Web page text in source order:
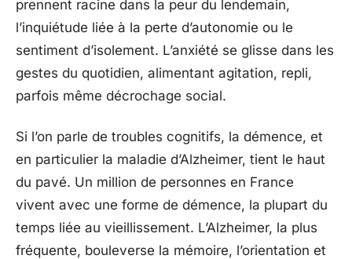
prennent racine dans la peur du lendemain,
l’inquiétude liée à la perte d’autonomie ou le
sentiment d’isolement. L’anxiété se glisse dans les
gestes du quotidien, alimentant agitation, repli,
parfois même décrochage social.
Si l’on parle de troubles cognitifs, la démence, et
en particulier la maladie d’Alzheimer, tient le haut
du pavé. Un million de personnes en France
vivent avec une forme de démence, la plupart du
temps liée au vieillissement. L’Alzheimer, la plus
fréquente, bouleverse la mémoire, l’orientation et